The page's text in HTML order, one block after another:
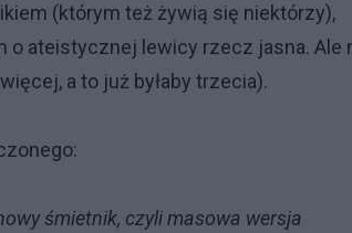
(którym też żywią się niektórzy),
o ateistycznej lewicy rzecz jasna. Ale
a to już byłaby trzecia).
śmietnik, czyli masowa wersja